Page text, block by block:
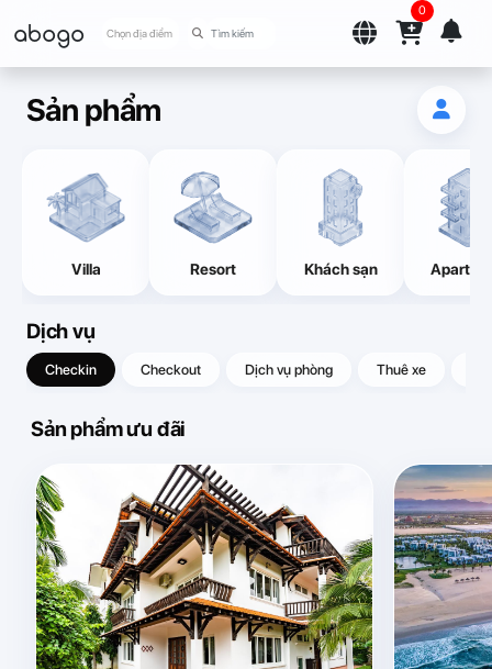
abogo Chọn địa điểm
0
Sản phẩm
Villa Resort Khách sạn
Dịch vụ
Checkin Checkout Dịch vụ phòng Thuê xe
Sản phẩm ưu đãi